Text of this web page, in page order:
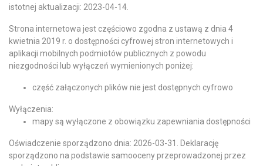
istotnej aktualizacji: 2023-04-14
Strona internetowa jest częściowo zgodna z ustawą z dnia 4
kwietnia 2019 r. o dostępności cyfrowej stron internetowych i
aplikacji mobilnych podmiotów publicznych z powodu
niezgodności lub wyłączeń wymienionych poniżej:
część załączonych plików nie jest dostępnych cyfrowo
Wyłączenia:
mapy są wyłączone z obowiązku zapewniania dostępności
Oświadczenie sporządzono dnia: 2026-03-31. Deklarację
sporządzono na podstawie samooceny przeprowadzonej przez